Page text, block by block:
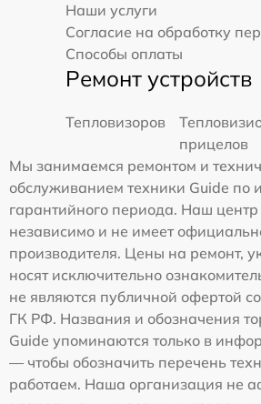
Наши услуги
Согласие на обработку
Способы оплаты
Ремонт устройств
Тепловизоров
прицелов
Мы занимаемся ремонтом и
обслуживанием техники Guide по
гарантийного периода. Наш
независимо и не имеет
производителя. Цены на ремонт,
носят исключительно
не являются публичной офертой
ГК РФ. Названия и обозначения
Guide упоминаются только в
— чтобы обозначить перечень
работаем. Наша организация не